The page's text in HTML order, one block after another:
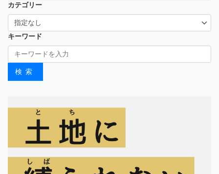
カテゴリー
キーワード
検索